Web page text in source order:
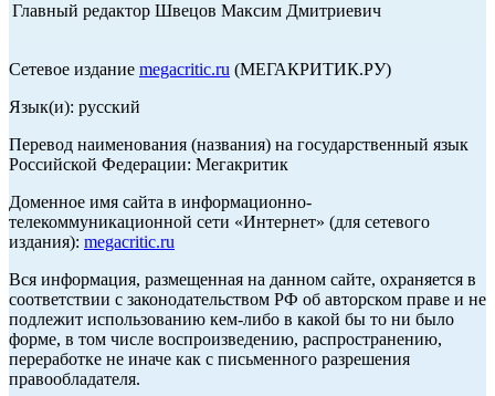
Главный редактор Швецов Максим Дмитриевич
Сетевое издание megacritic.ru (МЕГАКРИТИК.РУ)
Язык(и): русский
Перевод наименования (названия) на государственный язык
Российской Федерации: Мегакритик
Доменное имя сайта в информационно-
телекоммуникационной сети «Интернет» (для сетевого
издания): megacritic.ru
Вся информация, размещенная на данном сайте, охраняется в
соответствии с законодательством РФ об авторском праве и не
подлежит использованию кем-либо в какой бы то ни было
форме, в том числе воспроизведению, распространению,
переработке не иначе как с письменного разрешения
правообладателя.